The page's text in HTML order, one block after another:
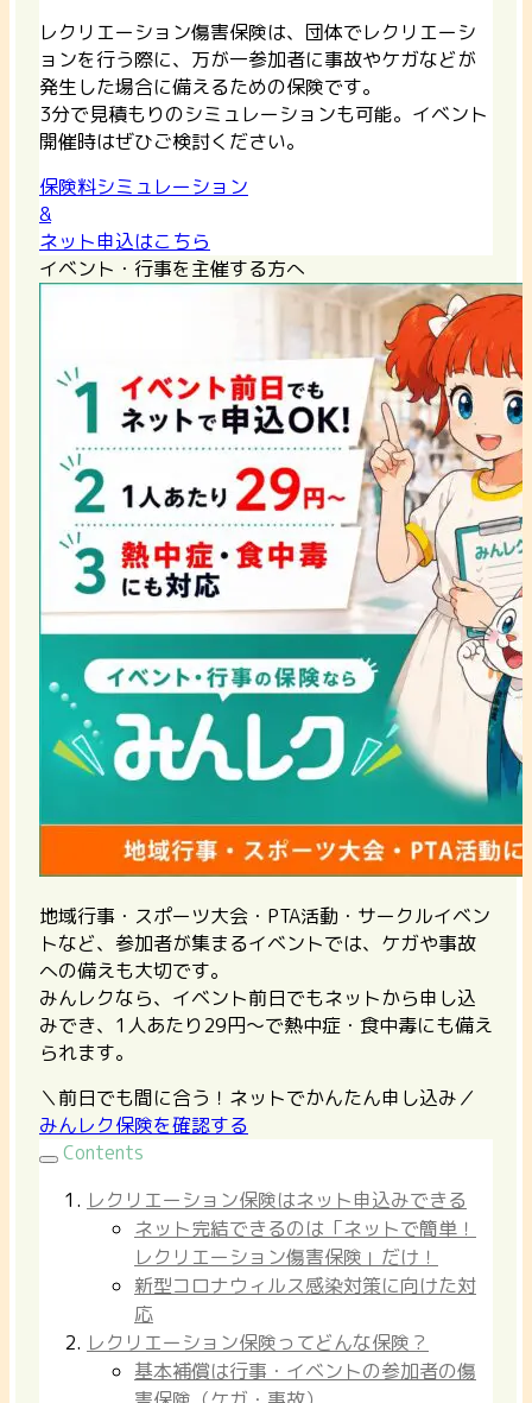
レクリエーション傷害保険は、団体でレクリエーシ
ョンを行う際に、万が一参加者に事故やケガなどが
発生した場合に備えるための保険です。
3分で見積もりのシミュレーションも可能。イベント
開催時はぜひご検討ください。
保険料シミュレーション
&
ネット申込はこちら
イベント・行事を主催する方へ
地域行事・スポーツ大会・PTA活動・サークルイベン
トなど、参加者が集まるイベントでは、ケガや事故
への備えも大切です。
みんレクなら、イベント前日でもネットから申し込
みでき、1人あたり29円〜で熱中症・食中毒にも備え
られます。
＼前日でも間に合う！ネットでかんたん申し込み／
みんレク保険を確認する
Contents
レクリエーション保険はネット申込みできる
ネット完結できるのは「ネットで簡単！
レクリエーション傷害保険」だけ！
新型コロナウィルス感染対策に向けた対
応
レクリエーション保険ってどんな保険？
基本補償は行事・イベントの参加者の傷